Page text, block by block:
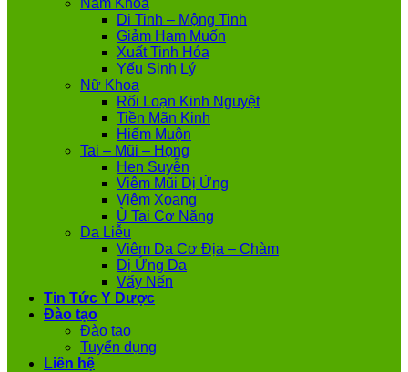
Nam Khoa
Di Tinh – Mộng Tinh
Giảm Ham Muốn
Xuất Tinh Hóa
Yếu Sinh Lý
Nữ Khoa
Rối Loạn Kinh Nguyệt
Tiền Mãn Kinh
Hiếm Muộn
Tai – Mũi – Họng
Hen Suyễn
Viêm Mũi Dị Ứng
Viêm Xoang
Ù Tai Cơ Năng
Da Liễu
Viêm Da Cơ Địa – Chàm
Dị Ứng Da
Vẩy Nến
Tin Tức Y Dược
Đào tạo
Đào tạo
Tuyển dụng
Liên hệ